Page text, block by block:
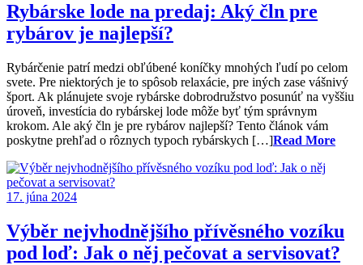
Rybárske lode na predaj: Aký čln pre
rybárov je najlepší?
Rybárčenie patrí medzi obľúbené koníčky mnohých ľudí po celom
svete. Pre niektorých je to spôsob relaxácie, pre iných zase vášnivý
šport. Ak plánujete svoje rybárske dobrodružstvo posunúť na vyššiu
úroveň, investícia do rybárskej lode môže byť tým správnym
krokom. Ale aký čln je pre rybárov najlepší? Tento článok vám
poskytne prehľad o rôznych typoch rybárskych […]Read More
17. júna 2024
Výběr nejvhodnějšího přívěsného vozíku
pod loď: Jak o něj pečovat a servisovat?